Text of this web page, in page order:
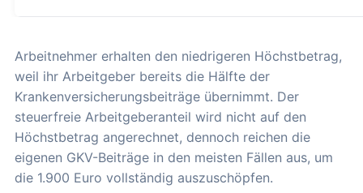
Arbeitnehmer erhalten den niedrigeren Höchstbetrag,
weil ihr Arbeitgeber bereits die Hälfte der
Krankenversicherungsbeiträge übernimmt. Der
steuerfreie Arbeitgeberanteil wird nicht auf den
Höchstbetrag angerechnet, dennoch reichen die
eigenen GKV-Beiträge in den meisten Fällen aus, um
die 1.900 Euro vollständig auszuschöpfen.